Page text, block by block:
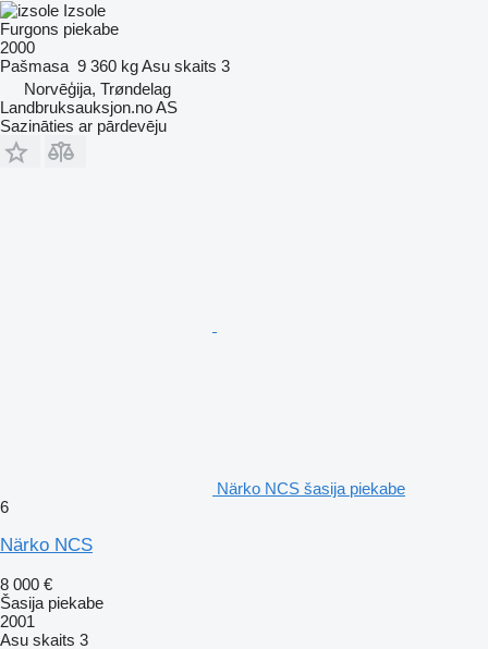
Izsole
Furgons piekabe
2000
Pašmasa 9 360 kgAsu skaits 3
Norvēģija, Trøndelag
Landbruksauksjon.no AS
Sazināties ar pārdevēju
Närko NCS šasija piekabe
6
Närko NCS
8 000 €
Šasija piekabe
2001
Asu skaits 3